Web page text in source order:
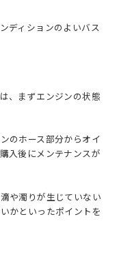
ディションのよいバス
、まずエンジンの状態
のホース部分からオイ
入後にメンテナンスが
や濁りが生じていない
かといったポイントを